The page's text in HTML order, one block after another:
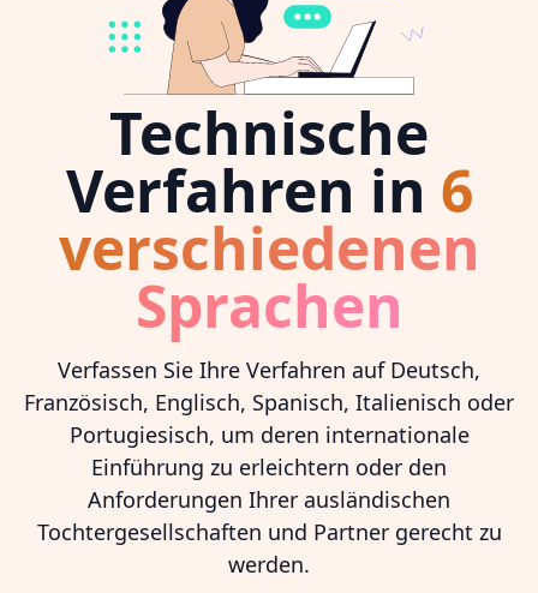
Technische
Verfahren in 6
verschiedenen
Sprachen
Verfassen Sie Ihre Verfahren auf Deutsch,
Französisch, Englisch, Spanisch, Italienisch oder
Portugiesisch, um deren internationale
Einführung zu erleichtern oder den
Anforderungen Ihrer ausländischen
Tochtergesellschaften und Partner gerecht zu
werden.